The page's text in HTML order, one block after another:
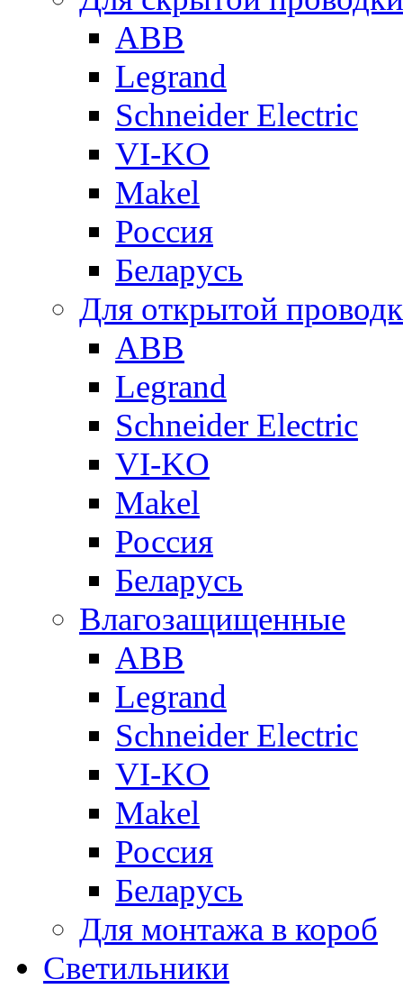
ABB
Legrand
Schneider Electric
VI-KO
Makel
Россия
Беларусь
Для открытой
ABB
Legrand
Schneider Electric
VI-KO
Makel
Россия
Беларусь
Влагозащищенные
ABB
Legrand
Schneider Electric
VI-KO
Makel
Россия
Беларусь
Для монтажа в короб
Светильники